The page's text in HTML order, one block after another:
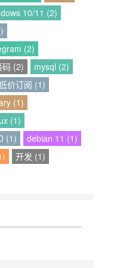
10/11 (2)
(2)
码 (2)
mysql (2)
价订阅 (1)
(1)
(1)
(1)
debian 11 (1)
开发 (1)